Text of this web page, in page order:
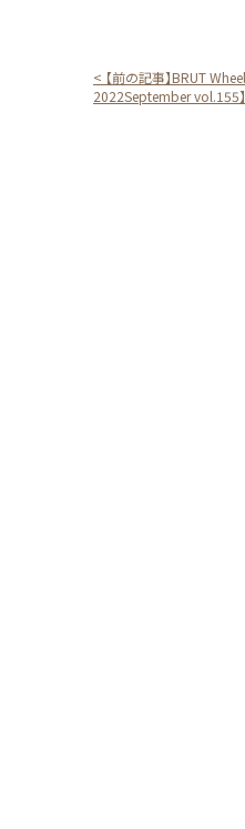
< 【前の記事】BRUT
2022September vol.155】